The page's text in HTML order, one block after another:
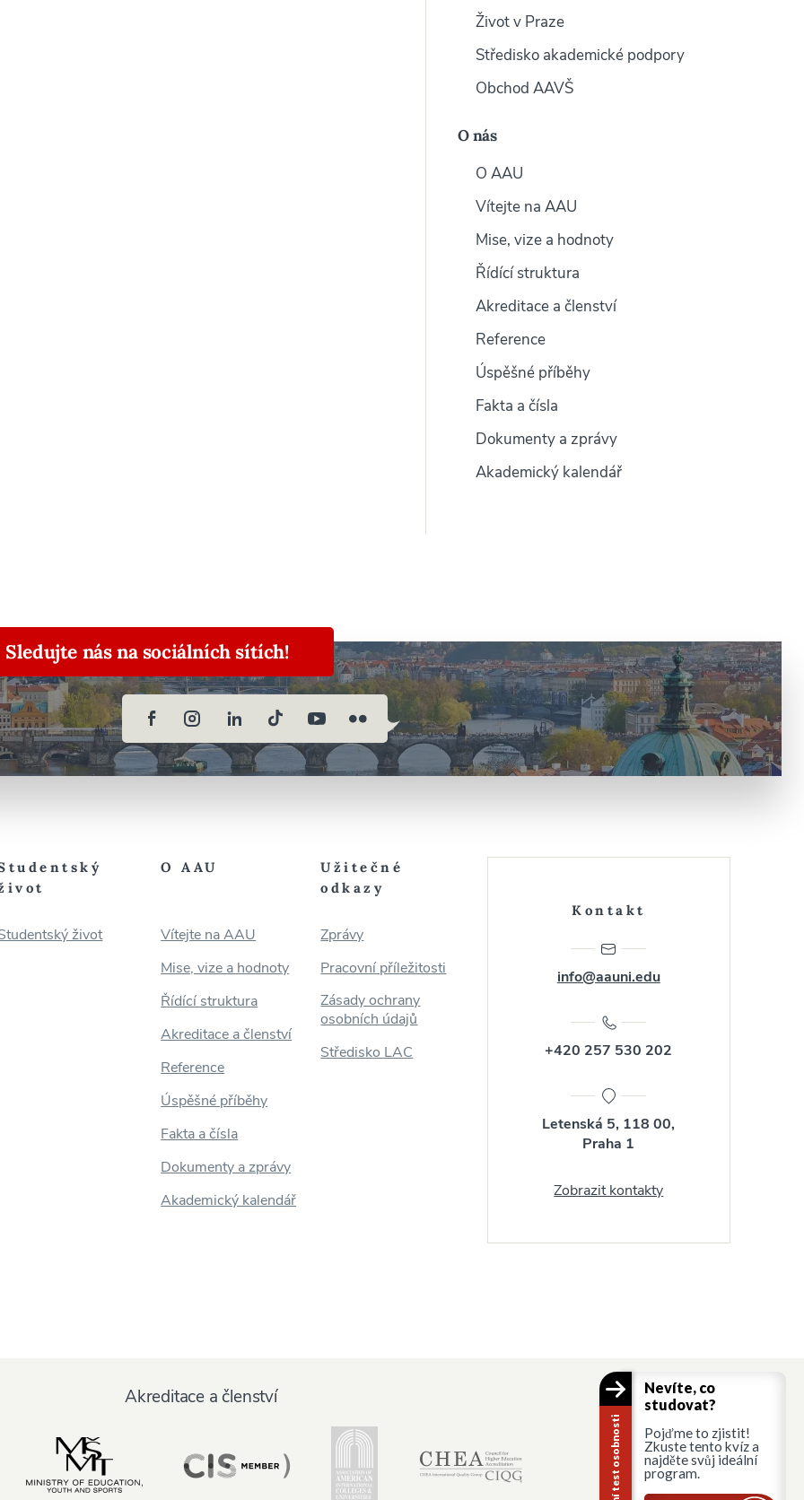
Život v Praze
Středisko akademické podpory
Obchod AAVŠ
O nás
O AAU
Vítejte na AAU
Mise, vize a hodnoty
Řídící struktura
Akreditace a členství
Reference
Úspěšné příběhy
Fakta a čísla
Dokumenty a zprávy
Akademický kalendář
Sledujte nás na sociálních sítích!
život
O AAU
Vítejte na AAU
Mise, vize a hodnoty
Řídící struktura
Akreditace a členství
Reference
Úspěšné příběhy
Fakta a čísla
Dokumenty a zprávy
Akademický kalendář
Užitečné
odkazy
Zprávy
Pracovní příležitosti
Zásady ochrany
osobních údajů
Středisko LAC
Kontakt
info@aauni.edu
+420 257 530 202
Letenská 5, 118 00,
Praha 1
Zobrazit kontakty
Akreditace a členství
Kariérní test osobnosti
Nevíte, co
studovat?
Pojďme to zjistit!
Zkuste tento kvíz a
najděte svůj ideální
program.